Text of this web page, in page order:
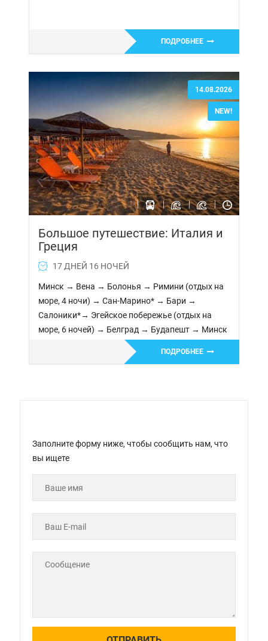
ПОДРОБНЕЕ
14.08.2026
NEW!
Большое путешествие: Италия и
Греция
17 ДНЕЙ 16 НОЧЕЙ
Минск → Вена → Болонья → Римини (отдых на
море, 4 ночи) → Сан-Марино* → Бари →
Салоники*→ Эгейское побережье (отдых на
море, 6 ночей) → Белград → Будапешт → Минск
ПОДРОБНЕЕ
Заполните форму ниже, чтобы сообщить нам, что
вы ищете